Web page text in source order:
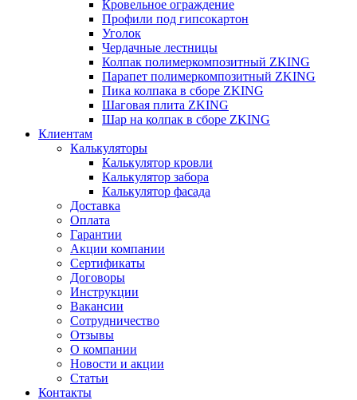
Кровельное ограждение
Профили под гипсокартон
Уголок
Чердачные лестницы
Колпак полимеркомпозитный ZKING
Парапет полимеркомпозитный ZKING
Пика колпака в сборе ZKING
Шаговая плита ZKING
Шар на колпак в сборе ZKING
Клиентам
Калькуляторы
Калькулятор кровли
Калькулятор забора
Калькулятор фасада
Доставка
Оплата
Гарантии
Акции компании
Сертификаты
Договоры
Инструкции
Вакансии
Сотрудничество
Отзывы
О компании
Новости и акции
Статьи
Контакты